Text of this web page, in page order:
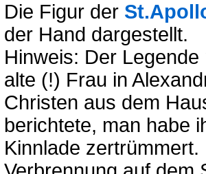
Die Figur der
der Hand dargestellt.
Hinweis: Der
alte (!) Frau in
Christen aus dem
berichtete, man habe
Kinnlade